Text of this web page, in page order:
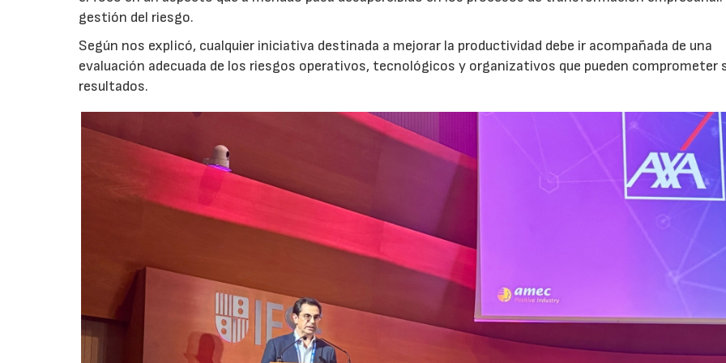
gestión del riesgo.
Según nos explicó, cualquier iniciativa destinada a mejorar la productividad debe ir acompañada de una
evaluación adecuada de los riesgos operativos, tecnológicos y organizativos que pueden comprometer
resultados.